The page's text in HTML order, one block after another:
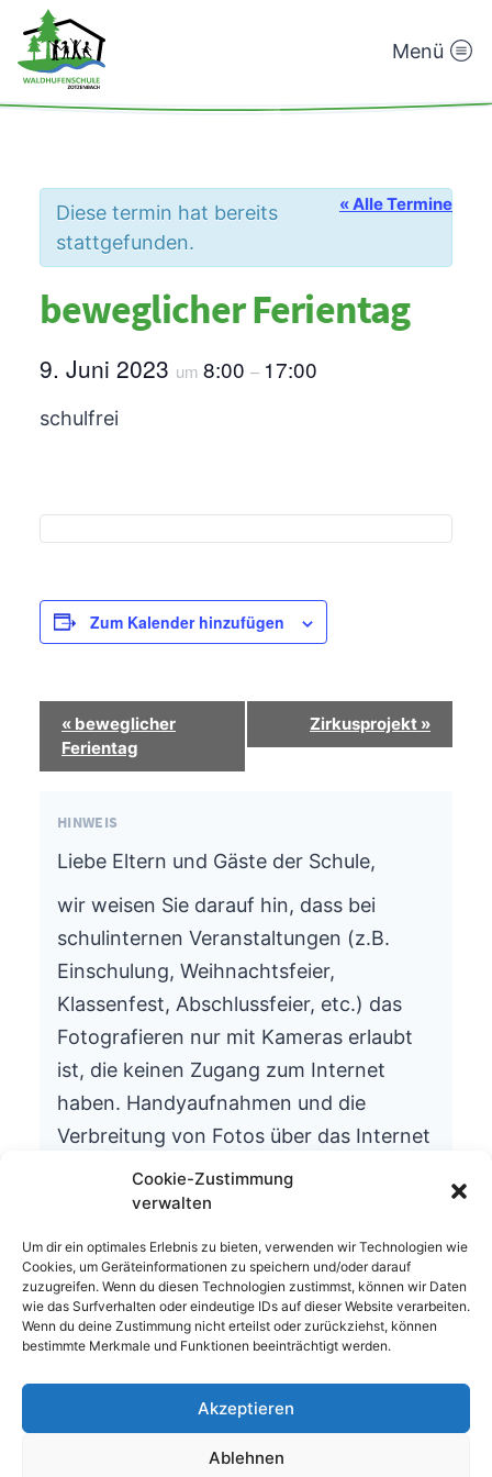
Cookie-Zustimmung
verwalten
Um dir ein optimales Erlebnis zu bieten, verwenden wir Technologien wie
Cookies, um Geräteinformationen zu speichern und/oder darauf
zuzugreifen. Wenn du diesen Technologien zustimmst, können wir Daten
wie das Surfverhalten oder eindeutige IDs auf dieser Website verarbeiten.
Wenn du deine Zustimmung nicht erteilst oder zurückziehst, können
bestimmte Merkmale und Funktionen beeinträchtigt werden.
Akzeptieren
Ablehnen
Waldhufenschule
Menü
« Alle Termine
Diese termin hat bereits
stattgefunden.
beweglicher Ferientag
9. Juni 2023 um 8:00 – 17:00
schulfrei
Zum Kalender hinzufügen
Termin-
Navigation
« beweglicher
Ferientag
Zirkusprojekt »
HINWEIS
Liebe Eltern und Gäste der Schule,
wir weisen Sie darauf hin, dass bei
schulinternen Veranstaltungen (z.B.
Einschulung, Weihnachtsfeier,
Klassenfest, Abschlussfeier, etc.) das
Fotografieren nur mit Kameras erlaubt
ist, die keinen Zugang zum Internet
haben. Handyaufnahmen und die
Verbreitung von Fotos über das Internet
ist aus datenschutzrechtlichen Gründen
nicht gestattet.
Wir bitten um Ihr Verständnis.
Die Schulleitung